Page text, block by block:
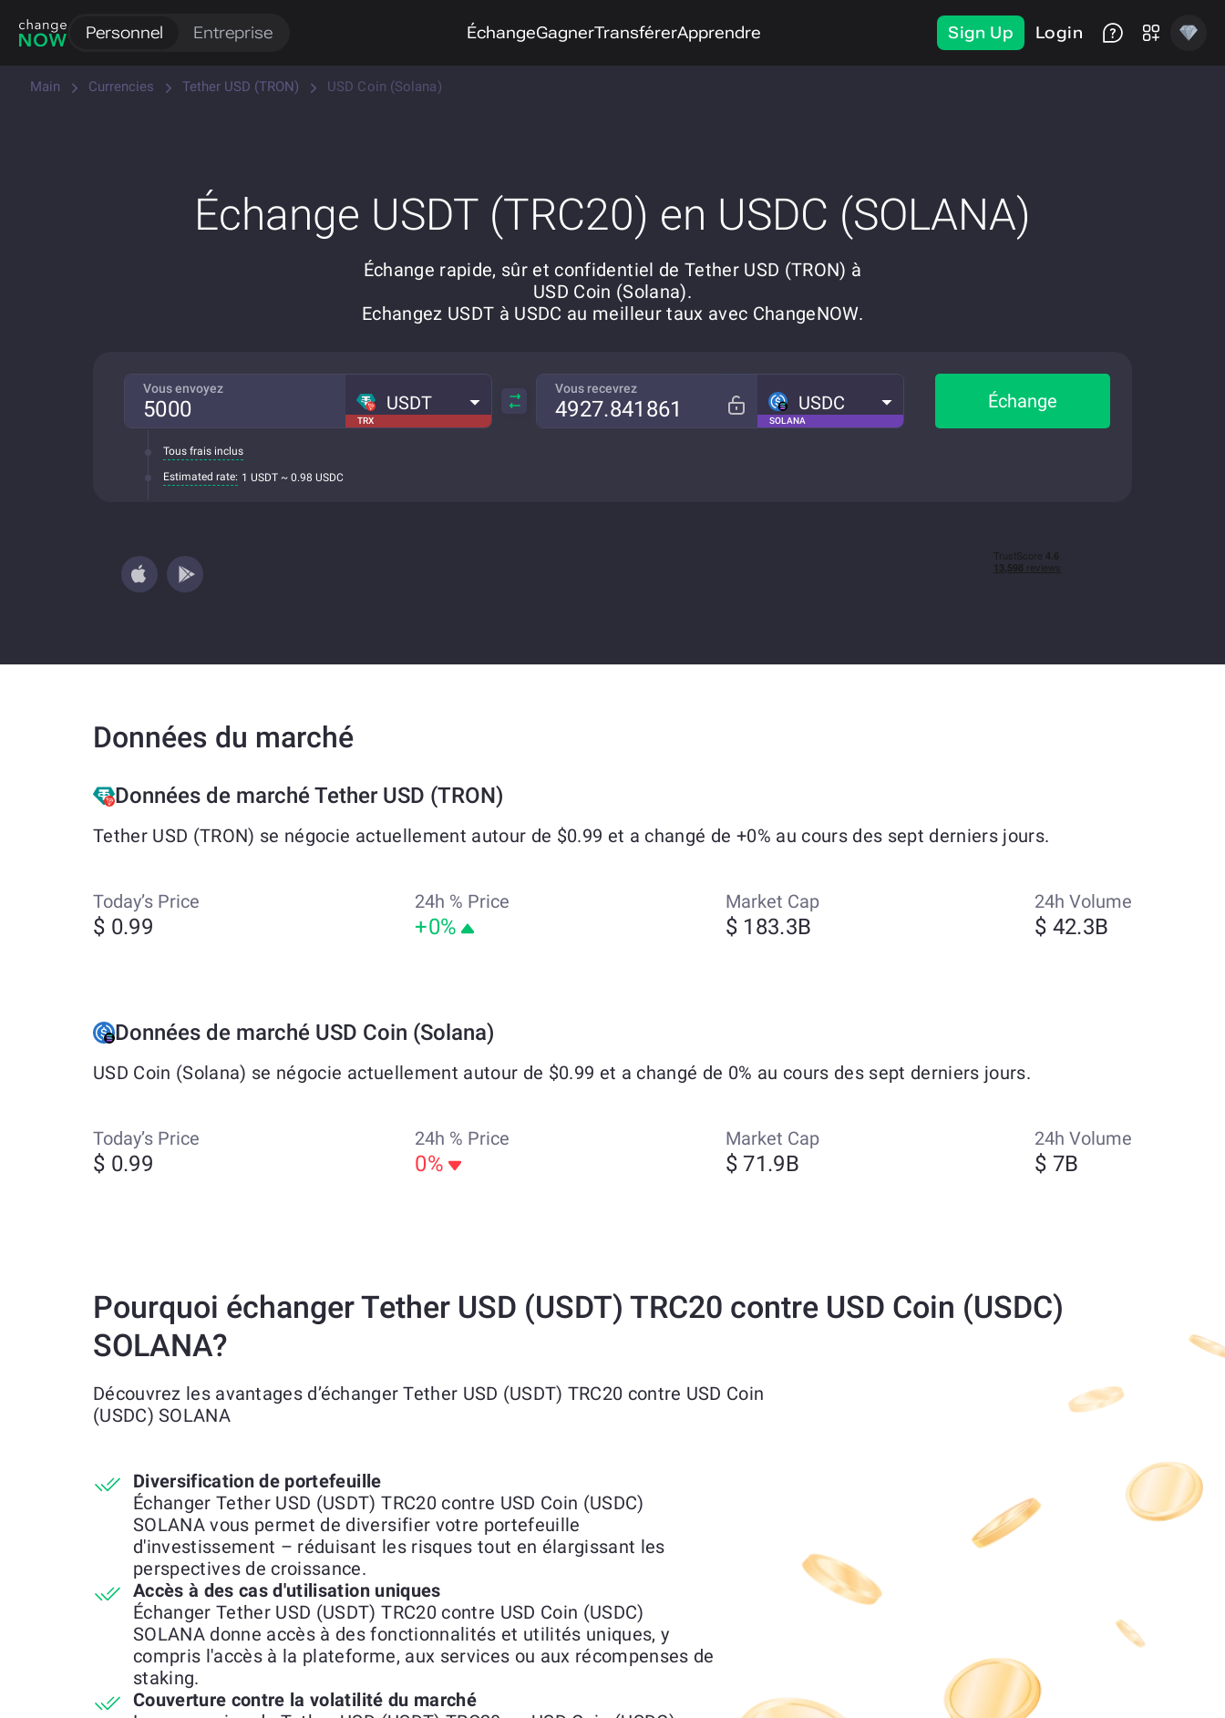
Personnel Entreprise ÉchangeGagnerTransférerApprendre Sign Up Login
Main Currencies Tether USD (TRON) USD Coin (Solana)
Échange USDT (TRC20) en USDC (SOLANA)
Échange rapide, sûr et confidentiel de Tether USD (TRON) à
USD Coin (Solana).
Echangez USDT à USDC au meilleur taux avec ChangeNOW.
Vous envoyez
TRX
USDT
Tous frais inclus
Estimated rate: 1 USDT ~ 0.98 USDC
Vous recevrez
SOLANA
USDC Échange
Données du marché
Données de marché Tether USD (TRON)
Tether USD (TRON) se négocie actuellement autour de $0.99 et a changé de +0% au cours des sept derniers jours.
Today’s Price
$ 0.99
24h % Price
+0%
Market Cap
$ 183.3B
24h Volume
$ 42.3B
Données de marché USD Coin (Solana)
USD Coin (Solana) se négocie actuellement autour de $0.99 et a changé de 0% au cours des sept derniers jours.
Today’s Price
$ 0.99
24h % Price
0%
Market Cap
$ 71.9B
24h Volume
$ 7B
Pourquoi échanger Tether USD (USDT) TRC20 contre USD Coin (USDC)
SOLANA?
Découvrez les avantages d’échanger Tether USD (USDT) TRC20 contre USD Coin
(USDC) SOLANA
Diversification de portefeuille
Échanger Tether USD (USDT) TRC20 contre USD Coin (USDC)
SOLANA vous permet de diversifier votre portefeuille
d'investissement – réduisant les risques tout en élargissant les
perspectives de croissance.
Accès à des cas d'utilisation uniques
Échanger Tether USD (USDT) TRC20 contre USD Coin (USDC)
SOLANA donne accès à des fonctionnalités et utilités uniques, y
compris l'accès à la plateforme, aux services ou aux récompenses de
staking.
Couverture contre la volatilité du marché